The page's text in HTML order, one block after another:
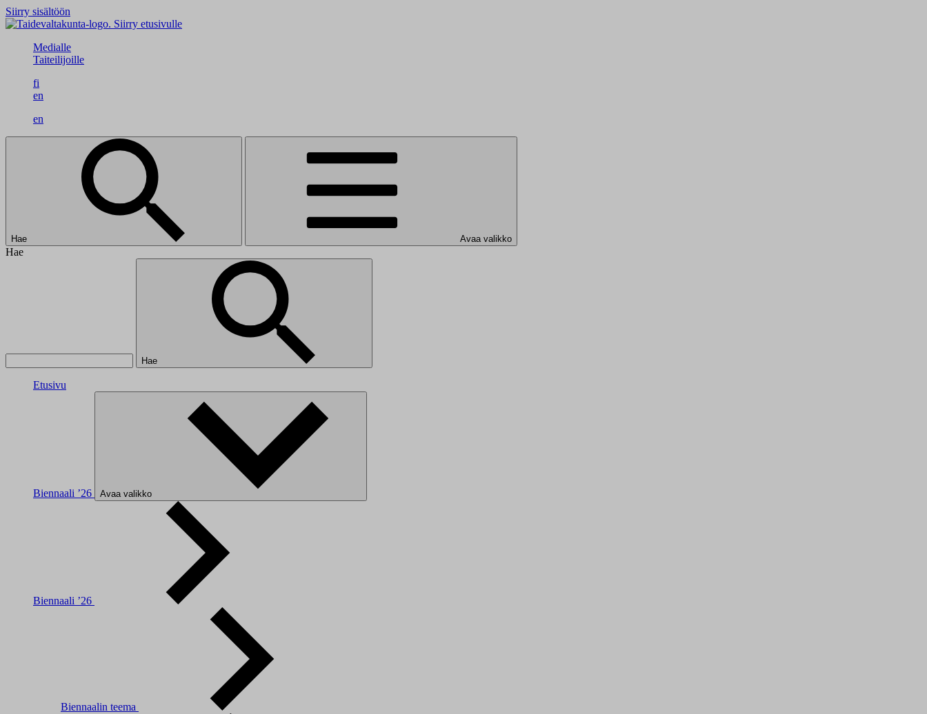
Siirry sisältöön
Siirry etusivulle
Medialle
Taiteilijoille
fi
en
en
Hae Avaa valikko
Hae
Hae
Etusivu
Biennaali ’26 Avaa valikko
Biennaali ’26
Biennaalin teema